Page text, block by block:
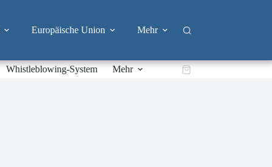
Europäische Union Mehr
Whistleblowing-System Mehr Warenkorb